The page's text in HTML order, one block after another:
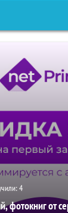
4
фотокниг от